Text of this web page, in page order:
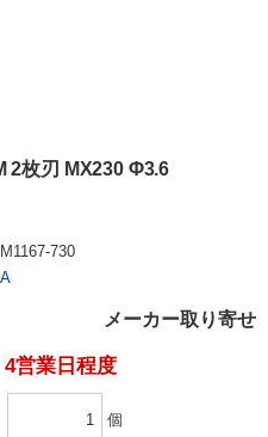
2枚刃 MX230 Φ3.6
M1167-730
A
メーカー取り寄せ
4営業日程度
個